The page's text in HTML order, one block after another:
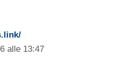
alle 13:47